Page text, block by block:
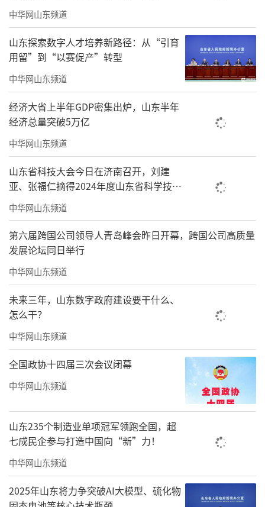
本土达人逐梦舞台，激活沽河乡村文化内
生动力。本次海选聚焦本土文艺力量挖掘培
育，共遴选17个涵盖歌唱、舞蹈、戏曲的本土
节目登台展演，充分展现了沽河群众昂扬向上
的精神风貌与多才多艺的人文风采。辖区文艺
爱好者轮番登台、倾情演绎，经过专业评审团
严格评审，最终5个优秀节目成功晋级复赛。
活动期间，莱西市文联组织文艺专家倾情
助演，为海选活动增色添彩。经典折子戏《李
二嫂改嫁》选段韵味醇厚、原汁原味；双人舞
《把未来点亮》舞姿灵动、朝气蓬勃；歌曲
《美丽家园》旋律悠扬、深情动人。专业精彩
的助演节目既为本土选手树立了学习标杆，也
让现场群众尽享家门口的高品质文化盛宴。
中华网山东频道
山东探索数字人才培养新路径：从“引育
用留”到“以赛促产”转型
中华网山东频道
经济大省上半年GDP密集出炉，山东半年
经济总量突破5万亿
中华网山东频道
山东省科技大会今日在济南召开，刘建
亚、张福仁摘得2024年度山东省科学技术
奖最高奖！
中华网山东频道
第六届跨国公司领导人青岛峰会昨日开幕，跨国公司高质量
发展论坛同日举行
中华网山东频道
未来三年，山东数字政府建设要干什么、
怎么干？
中华网山东频道
全国政协十四届三次会议闭幕
中华网山东频道
山东235个制造业单项冠军领跑全国，超
七成民企参与打造中国向“新”力！
中华网山东频道
2025年山东将力争突破AI大模型、硫化物